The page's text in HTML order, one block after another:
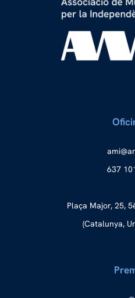
a
637
Plaça Major, 25,
(Catalunya,